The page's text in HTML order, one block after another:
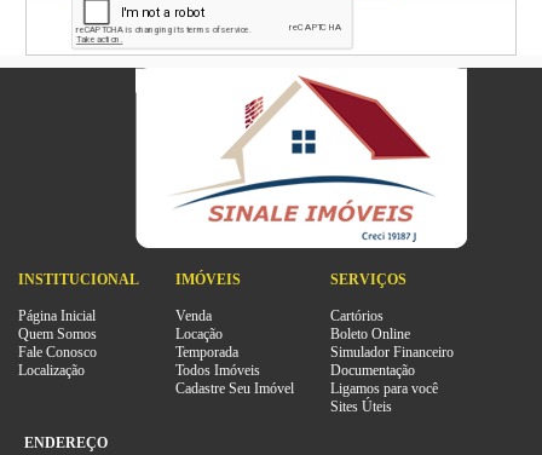
INSTITUCIONAL
Página Inicial
Quem Somos
Fale Conosco
Localização
IMÓVEIS
Venda
Locação
Temporada
Todos Imóveis
Cadastre Seu Imóvel
SERVIÇOS
Cartórios
Boleto Online
Simulador Financeiro
Documentação
Ligamos para você
Sites Úteis
ENDEREÇO